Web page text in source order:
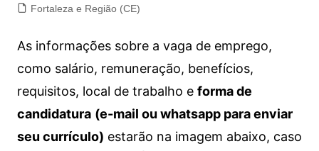
Fortaleza e Região (CE)
As informações sobre a vaga de emprego,
como salário, remuneração, benefícios,
requisitos, local de trabalho e forma de
candidatura (e-mail ou whatsapp para enviar
seu currículo) estarão na imagem abaixo, caso